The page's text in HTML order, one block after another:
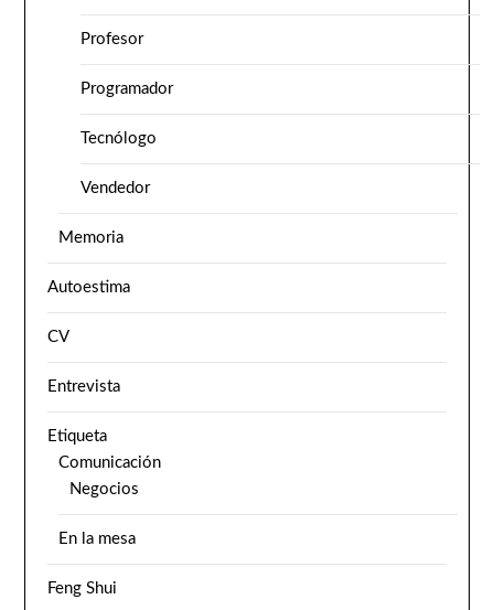
Profesor
Programador
Tecnólogo
Vendedor
Memoria
Autoestima
CV
Entrevista
Etiqueta
Comunicación
Negocios
En la mesa
Feng Shui